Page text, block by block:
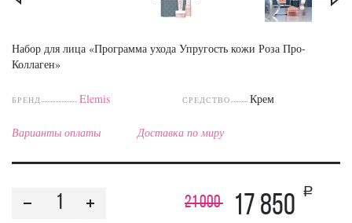
Набор для лица «Программа ухода Упругость кожи Роза Про-
Коллаген»
БРЕНД Elemis СРЕДСТВО Крем
Варианты оплаты Доставка по миру
21 000 17 850
a